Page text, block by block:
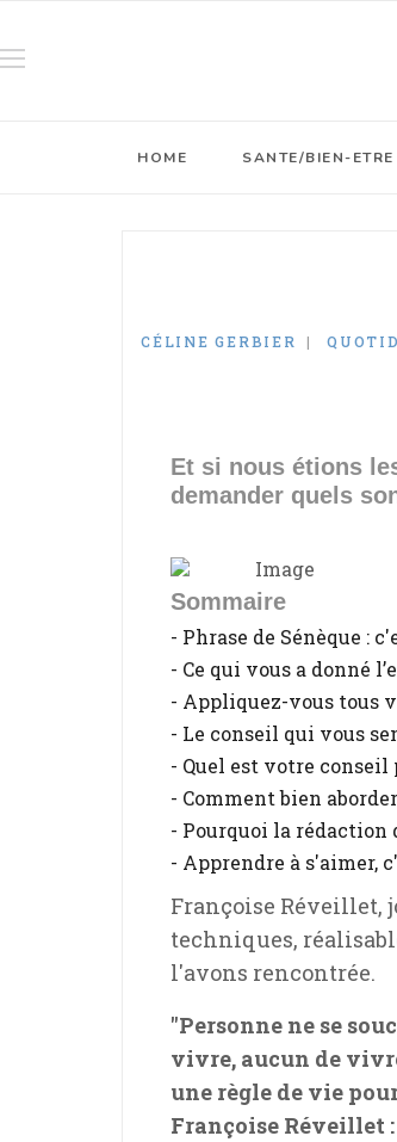
HOME SANTE/BIEN-ETRE
CÉLINE GERBIER
Et si nous étions
demander quels
Sommaire
- Phrase de Sénèque :
- Ce qui vous a donné
- Appliquez-vous tous
- Le conseil qui vous
- Quel est votre
- Comment bien
- Pourquoi la rédaction
- Apprendre à s'aimer,
Françoise Réveillet,
techniques,
l'avons rencontrée.
"Personne ne se
vivre, aucun de
une règle de vie
Françoise Réveillet :